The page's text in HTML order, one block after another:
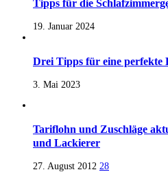
Tipps für die
19. Januar 2024
Drei Tipps für eine perfekte
3. Mai 2023
Tariflohn und Zuschläge
und Lackierer
27. August 2012 28